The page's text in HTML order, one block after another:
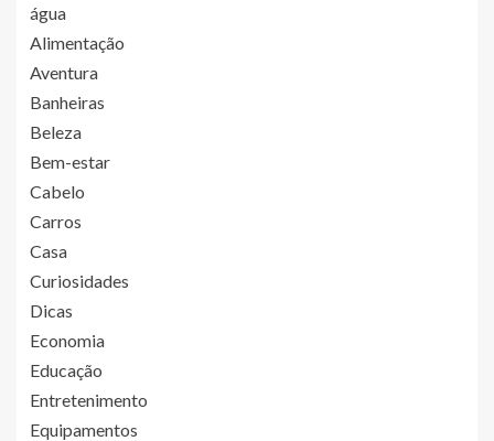
água
Alimentação
Aventura
Banheiras
Beleza
Bem-estar
Cabelo
Carros
Casa
Curiosidades
Dicas
Economia
Educação
Entretenimento
Equipamentos